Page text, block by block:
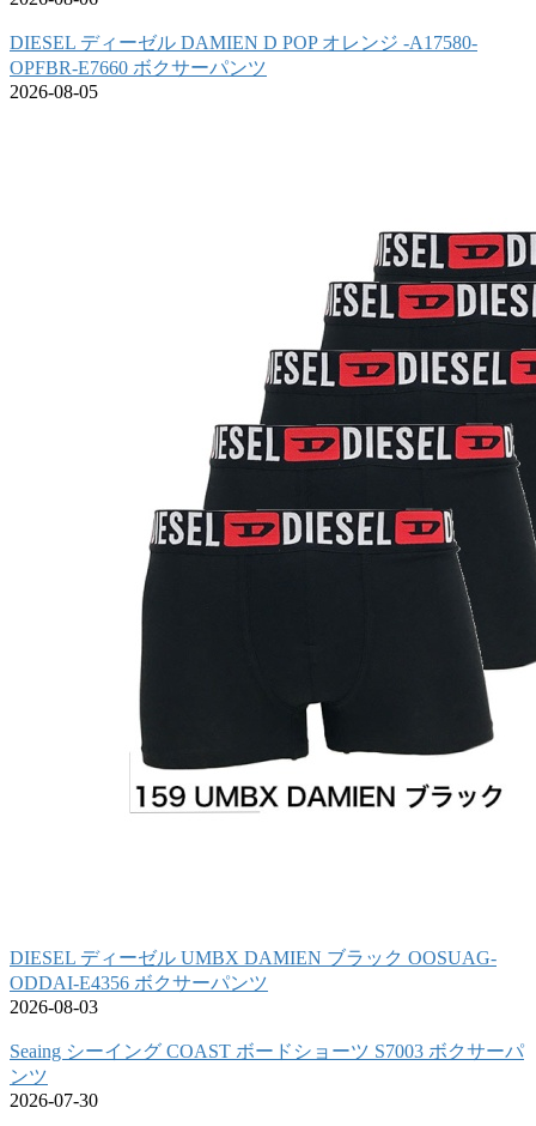
DIESEL ディーゼル DAMIEN D POP オレンジ -A17580-
OPFBR-E7660 ボクサーパンツ
2026-08-05
DIESEL ディーゼル UMBX DAMIEN ブラック OOSUAG-
ODDAI-E4356 ボクサーパンツ
2026-08-03
Seaing シーイング COAST ボードショーツ S7003 ボクサーパ
ンツ
2026-07-30